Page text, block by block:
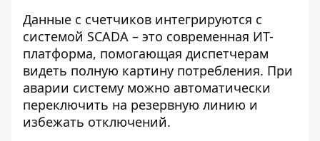
Данные с счетчиков интегрируются с
системой SCADA – это современная ИТ-
платформа, помогающая диспетчерам
видеть полную картину потребления. При
аварии систему можно автоматически
переключить на резервную линию и
избежать отключений.